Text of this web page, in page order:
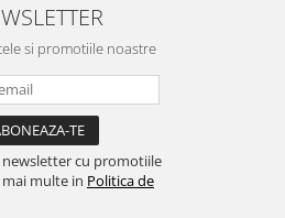
sisi promotiile noastre
newsletter cu promotiile
multe in Politica de